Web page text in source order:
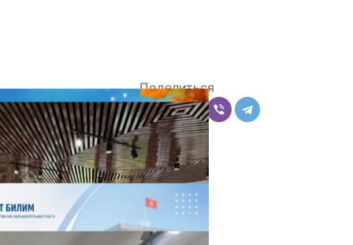
Поделиться
Комментарии
Последние новости
НЕДЕЛЯ В ОБЗОРЕ
07.08.2026